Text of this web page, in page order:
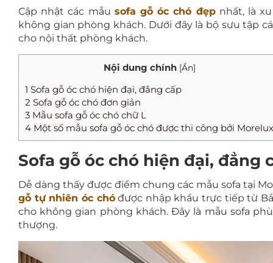
Cập nhật các mẫu sofa gỗ óc chó đẹpnhất, là
không gian phòng khách. Dưới đây là bộ sưu tập
cho nội thất phòng khách.
Nội dung chính [Ẩn]
1 Sofa gỗ óc chó hiện đại, đẳng cấp
2 Sofa gỗ óc chó đơn giản
3 Mẫu sofa gỗ óc chó chữ L
4 Một số mẫu sofa gỗ óc chó được thi công bởi Morelux
Sofa gỗ óc chó hiện đại, đẳng
Dễ dàng thấy được điểm chung các mẫu sofa tại
gỗ tự nhiên óc chóđược nhập khẩu trực tiếp từ
cho không gian phòng khách. Đây là mẫu sofa
thượng.